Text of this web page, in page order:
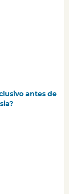
antes de